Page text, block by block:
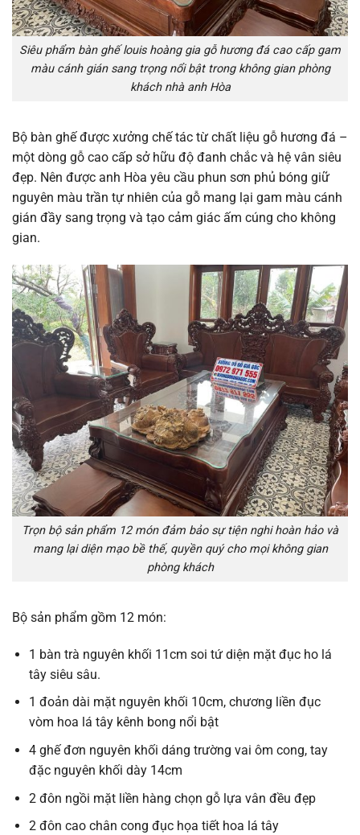
Siêu phẩm bàn ghế louis hoàng gia gỗ hương đá cao cấp gam
màu cánh gián sang trọng nổi bật trong không gian phòng
khách nhà anh Hòa
Bộ bàn ghế được xưởng chế tác từ chất liệu gỗ hương đá –
một dòng gỗ cao cấp sở hữu độ đanh chắc và hệ vân siêu
đẹp. Nên được anh Hòa yêu cầu phun sơn phủ bóng giữ
nguyên màu trần tự nhiên của gỗ mang lại gam màu cánh
gián đầy sang trọng và tạo cảm giác ấm cúng cho không
gian.
Trọn bộ sản phẩm 12 món đảm bảo sự tiện nghi hoàn hảo và
mang lại diện mạo bề thế, quyền quý cho mọi không gian
phòng khách
Bộ sản phẩm gồm 12 món:
1 bàn trà nguyên khối 11cm soi tứ diện mặt đục ho lá
tây siêu sâu.
1 đoản dài mặt nguyên khối 10cm, chương liền đục
vòm hoa lá tây kênh bong nổi bật
4 ghế đơn nguyên khối dáng trường vai ôm cong, tay
đặc nguyên khối dày 14cm
2 đôn ngồi mặt liền hàng chọn gỗ lựa vân đều đẹp
2 đôn cao chân cong đục họa tiết hoa lá tây